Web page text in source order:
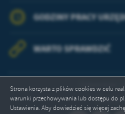
Strona korzysta z plików cookies w celu
warunki przechowywania lub dostępu do
Ustawienia. Aby dowiedzieć się więcej
GODZINY PRACY
WARTO SPRAWDZIĆ
Odwiedzin:
Online: